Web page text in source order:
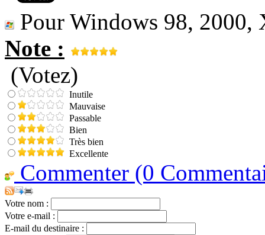
Pour Windows 98, 2000,
Note :
(Votez)
Inutile
Mauvaise
Passable
Bien
Très bien
Excellente
Commenter (0
Votre nom :
Votre e-mail :
E-mail du destinaire :